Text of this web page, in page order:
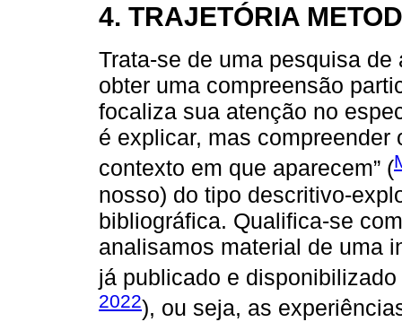
4. TRAJETÓRIA
Trata-se de uma pesquisa
obter uma compreensão
focaliza sua atenção no
é explicar, mas
contexto em que aparecem” (
nosso) do tipo descritivo-
bibliográfica. Qualifica-se
analisamos material de uma
já publicado e
2022), ou seja, as